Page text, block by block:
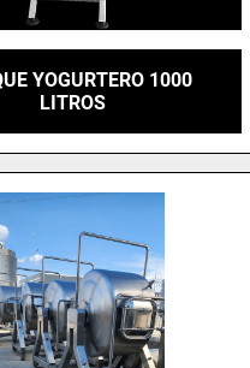
YOGURTERO 1000
LITROS